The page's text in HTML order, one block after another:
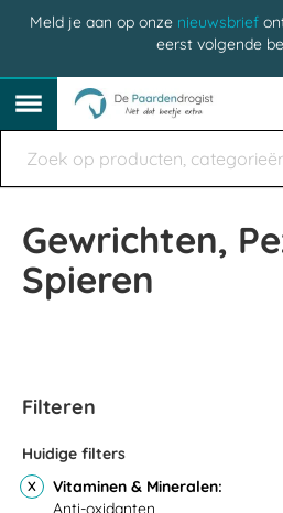
Meld je aan op onze nieuwsbrief
eerst volgende
Gewrichten,
Spieren
Filteren
Huidige filters
Vitaminen & Mineralen
Anti-oxidanten